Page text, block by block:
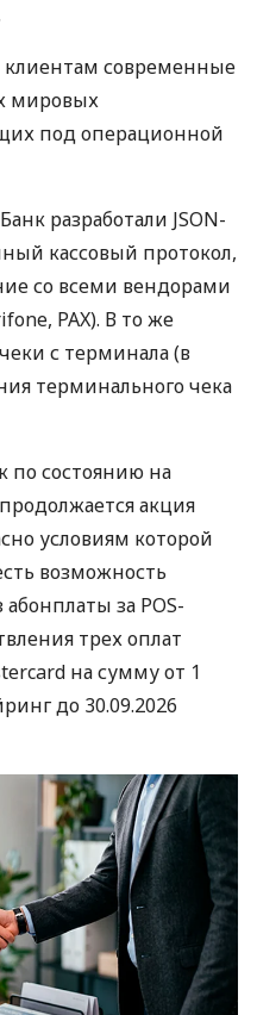
клиентам современные
мировых
под операционной
разработали JSON-
кассовый протокол,
со всеми вендорами
PAX). В то же
с терминала (в
терминального чека
по состоянию на
акция
условиям которой
возможность
за POS-
трех оплат
на сумму от 1
до 30.09.2026